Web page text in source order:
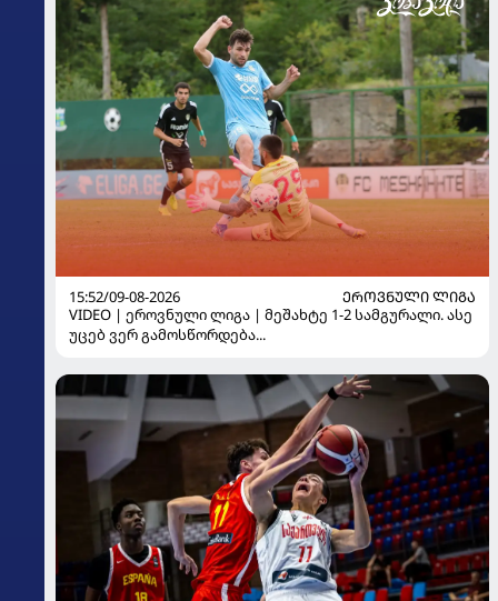
15:52/09-08-2026
ᲔᲠᲝᲕᲜᲣᲚᲘ ᲚᲘᲒᲐ
VIDEO | ეროვნული ლიგა | მეშახტე 1-2 სამგურალი. ასე
უცებ ვერ გამოსწორდება...